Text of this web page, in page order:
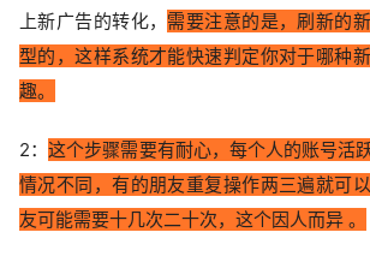
上新广告的转化， 需要注意的是，刷新的
型的，这样系统才能快速判定你对于哪种
趣。
2：这个步骤需要有耐心，每个人的账号活
情况不同，有的朋友重复操作两三遍就可
友可能需要十几次二十次，这个因人而异 。